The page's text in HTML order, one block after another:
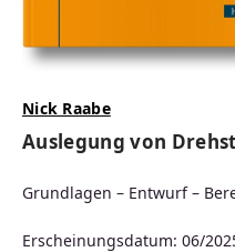
Nick Raabe
Auslegung von
Grundlagen – Entwurf –
Erscheinungsdatum: 06/